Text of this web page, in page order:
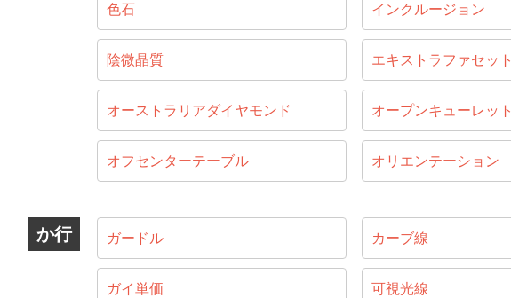
色石 インクルージョン
陰微晶質 エキストラファセット
オーストラリアダイヤモンド オープンキューレット
オフセンターテーブル オリエンテーション
か行 ガードル カーブ線
ガイ単価 可視光線